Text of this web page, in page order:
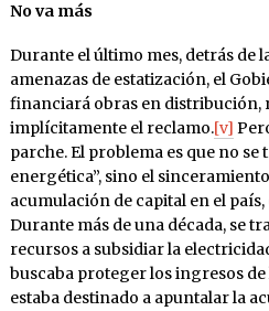
No va más
Durante el último mes, detrás de
amenazas de estatización, el
financiará obras en distribución,
implícitamente el reclamo.[v]
parche. El problema es que no se
energética”, sino el
acumulación de capital en el
Durante más de una década, se
recursos a subsidiar la
buscaba proteger los ingresos
estaba destinado a apuntalar la